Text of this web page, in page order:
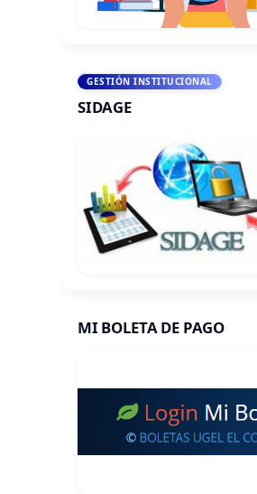
GESTIÓN INSTITUCIONAL
SIDAGE
MI BOLETA DE PAGO